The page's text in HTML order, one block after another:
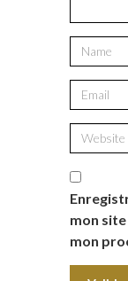
mon
mon